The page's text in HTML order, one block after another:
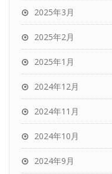
2025年3月
2025年2月
2025年1月
2024年12月
2024年11月
2024年10月
2024年9月